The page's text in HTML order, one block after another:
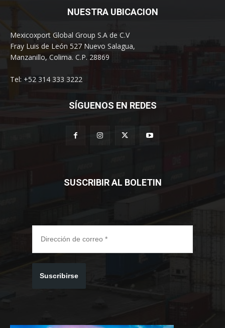
NUESTRA UBICACION
Mexicoxport Global Group S.A de C.V
Fray Luis de León 527 Nuevo Salagua,
Manzanillo, Colima. C.P. 28869
Tel: +52 314 333 3222
SÍGUENOS EN REDES
SUSCRIBIR AL BOLETIN
Suscribirse